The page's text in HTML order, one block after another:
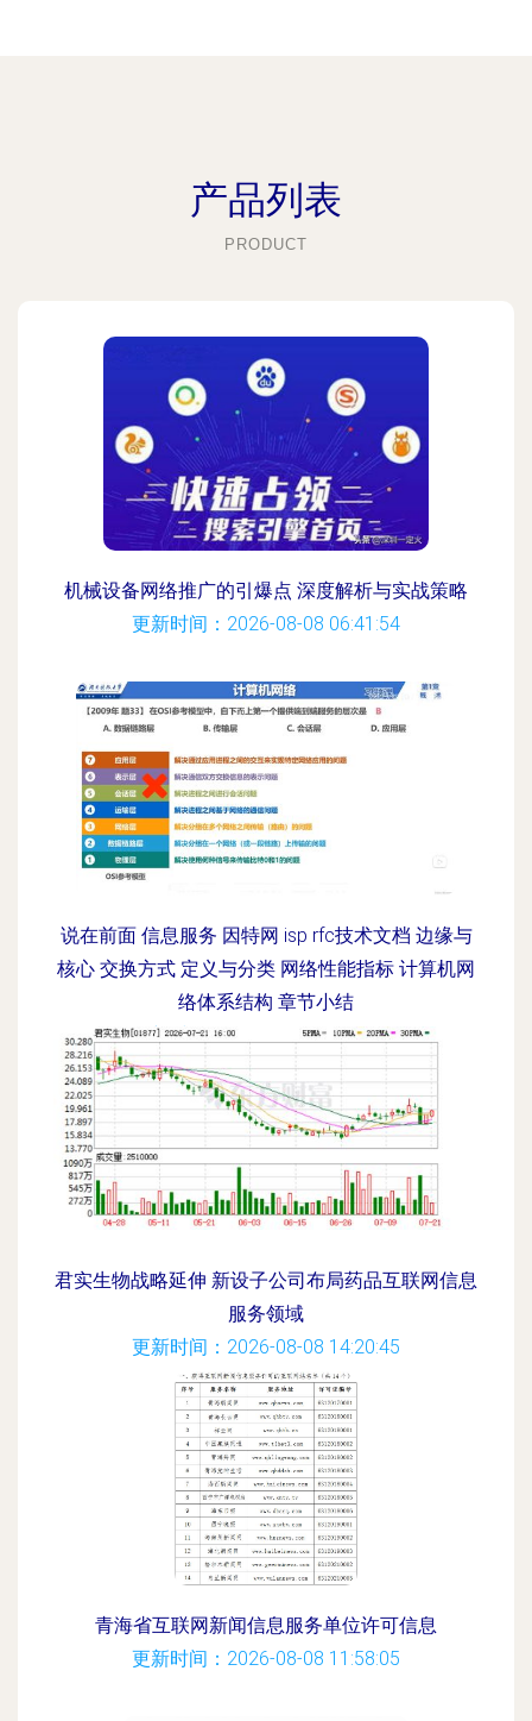
产品列表
PRODUCT
机械设备网络推广的引爆点 深度解析与实战策略
更新时间：2026-08-08 06:41:54
说在前面 信息服务 因特网 isp rfc技术文档 边缘与
核心 交换方式 定义与分类 网络性能指标 计算机网
络体系结构 章节小结
更新时间：2026-08-08 10:29:02
君实生物战略延伸 新设子公司布局药品互联网信息
服务领域
更新时间：2026-08-08 14:20:45
青海省互联网新闻信息服务单位许可信息
更新时间：2026-08-08 11:58:05